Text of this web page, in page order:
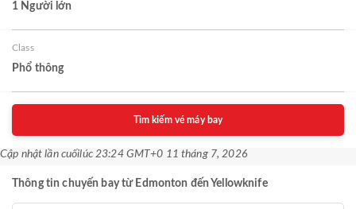
1 Người lớn
Class
Phổ thông
Tìm kiếm vé máy bay
Cập nhật lần cuốilúc 23:24 GMT+0 11 tháng 7, 2026
Thông tin chuyến bay từ Edmonton đến Yellowknife